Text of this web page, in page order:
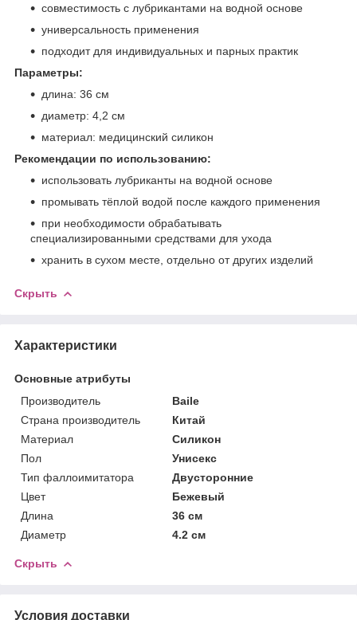
совместимость с лубрикантами на водной основе
универсальность применения
подходит для индивидуальных и парных практик
Параметры:
длина: 36 см
диаметр: 4,2 см
материал: медицинский силикон
Рекомендации по использованию:
использовать лубриканты на водной основе
промывать тёплой водой после каждого применения
при необходимости обрабатывать
специализированными средствами для ухода
хранить в сухом месте, отдельно от других изделий
Скрыть
Характеристики
Основные атрибуты
Производитель
Baile
Страна производитель
Китай
Материал
Силикон
Пол
Унисекс
Тип фаллоимитатора
Двусторонние
Цвет
Бежевый
Длина
36 см
Диаметр
4.2 см
Скрыть
Условия доставки